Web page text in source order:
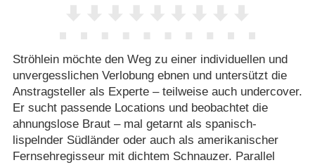
Ströhlein möchte den Weg zu einer individuellen und
unvergesslichen Verlobung ebnen und untersützt die
Anstragsteller als Experte – teilweise auch undercover.
Er sucht passende Locations und beobachtet die
ahnungslose Braut – mal getarnt als spanisch-
lispelnder Südländer oder auch als amerikanischer
Fernsehregisseur mit dichtem Schnauzer. Parallel